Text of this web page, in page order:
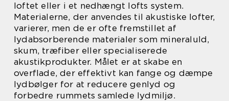
loftet eller i et nedhængt lofts system.
Materialerne, der anvendes til akustiske lofter,
varierer, men de er ofte fremstillet af
lydabsorberende materialer som mineraluld,
skum, træfiber eller specialiserede
akustikprodukter. Målet er at skabe en
overflade, der effektivt kan fange og dæmpe
lydbølger for at reducere genlyd og
forbedre rummets samlede lydmiljø.